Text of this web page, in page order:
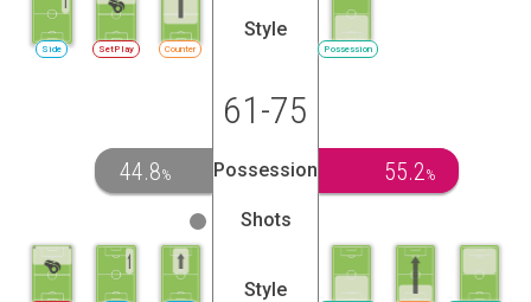
Counter
SetPlay
Side
Style
Possession
61-75
44.8% Possession 55.2%
Shots
Style